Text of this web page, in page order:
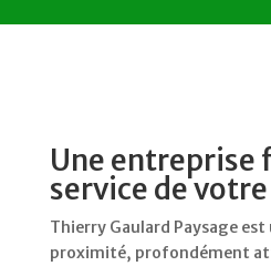
Une entreprise
service de
Thierry Gaulard Paysage
proximité, profondément